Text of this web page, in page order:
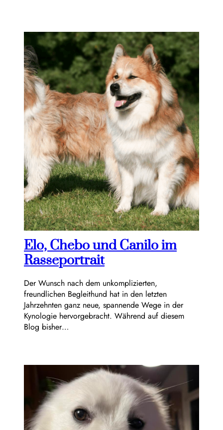
Elo, Chebo und Canilo im
Rasseportrait
Der Wunsch nach dem unkomplizierten,
freundlichen Begleithund hat in den letzten
Jahrzehnten ganz neue, spannende Wege in der
Kynologie hervorgebracht. Während auf diesem
Blog bisher…